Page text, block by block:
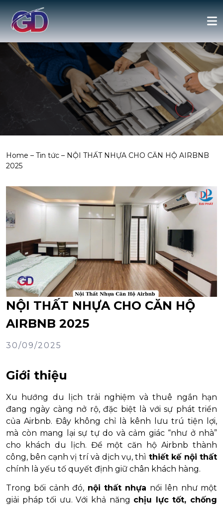
Home – Tin tức – NỘI THẤT NHỰA CHO CĂN HỘ AIRBNB
2025
NỘI THẤT NHỰA CHO CĂN HỘ
AIRBNB 2025
30/09/2025
Giới thiệu
Xu hướng du lịch trải nghiệm và thuê ngắn hạn
đang ngày càng nở rộ, đặc biệt là với sự phát triển
của Airbnb. Đây không chỉ là kênh lưu trú tiện lợi,
mà còn mang lại sự tự do và cảm giác “như ở nhà”
cho khách du lịch. Để một căn hộ Airbnb thành
công, bên cạnh vị trí và dịch vụ, thì thiết kế nội thất
chính là yếu tố quyết định giữ chân khách hàng.
Trong bối cảnh đó, nội thất nhựa nổi lên như một
giải pháp tối ưu. Với khả năng chịu lực tốt, chống